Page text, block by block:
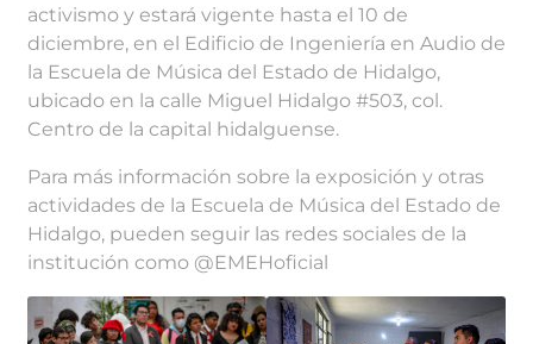
activismo y estará vigente hasta el 10 de
diciembre, en el Edificio de Ingeniería en Audio de
la Escuela de Música del Estado de Hidalgo,
ubicado en la calle Miguel Hidalgo #503, col.
Centro de la capital hidalguense.
Para más información sobre la exposición y otras
actividades de la Escuela de Música del Estado de
Hidalgo, pueden seguir las redes sociales de la
institución como @EMEHoficial